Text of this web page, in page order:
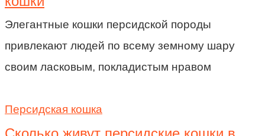
Элегантные кошки персидской породы
привлекают людей по всему земному шару
своим ласковым, покладистым нравом
Персидская кошка